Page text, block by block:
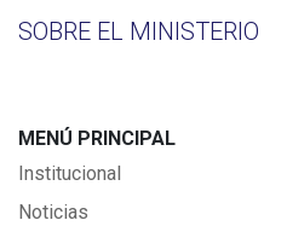
SOBRE EL MINISTERIO
MENÚ PRINCIPAL
Institucional
Noticias